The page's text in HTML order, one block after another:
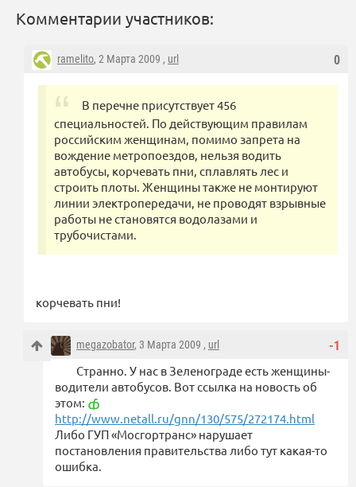
Комментарии участников:
0
ramelito, 2 Марта 2009 , url
В перечне присутствует 456
специальностей. По действующим правилам
российским женщинам, помимо запрета на
вождение метропоездов, нельзя водить
автобусы, корчевать пни, сплавлять лес и
строить плоты. Женщины также не монтируют
линии электропередачи, не проводят взрывные
работы не становятся водолазами и
трубочистами.
корчевать пни!
-1
megazobator, 3 Марта 2009 , url
Странно. У нас в Зеленограде есть женщины-
водители автобусов. Вот ссылка на новость об
этом:
http://www.netall.ru/gnn/130/575/272174.html
Либо ГУП «Мосгортранс» нарушает
постановления правительства либо тут какая-то
ошибка.